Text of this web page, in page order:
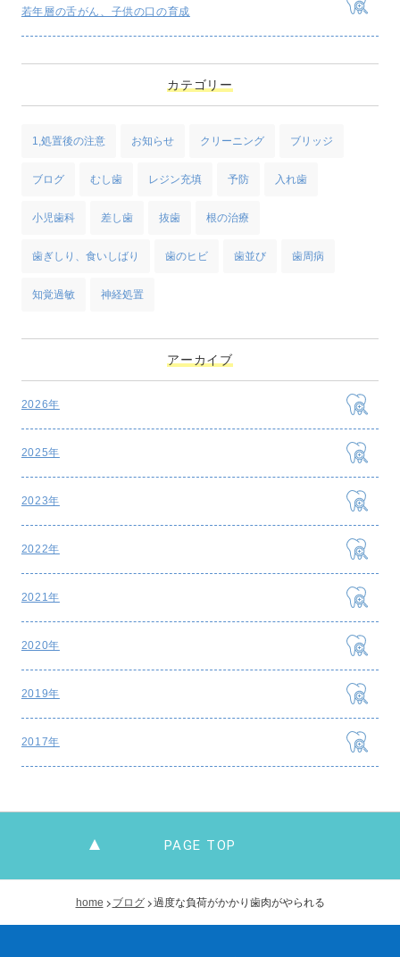
若年層の舌がん、子供の口の育成
カテゴリー
1,処置後の注意 お知らせ クリーニング ブリッジ
ブログ むし歯 レジン充填 予防 入れ歯
小児歯科 差し歯 抜歯 根の治療
歯ぎしり、食いしばり 歯のヒビ 歯並び 歯周病
知覚過敏 神経処置
アーカイブ
2026年
2025年
2023年
2022年
2021年
2020年
2019年
2017年
PAGE TOP
home ブログ 過度な負荷がかかり歯肉がやられる